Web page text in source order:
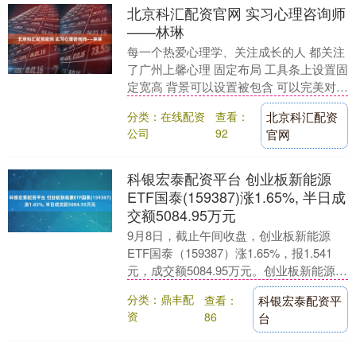
北京科汇配资官网 实习心理咨询师
——林琳
每一个热爱心理学、关注成长的人 都关注
了广州上馨心理 固定布局 工具条上设置固
定宽高 背景可以设置被包含 可以完美对齐
背景图和文字 以及制作自己的模板 -林
琳-....
分类：在线配资
公司
查看：
92
北京科汇配资
官网
科银宏泰配资平台 创业板新能源
ETF国泰(159387)涨1.65%, 半日成
交额5084.95万元
9月8日，截止午间收盘，创业板新能源
ETF国泰（159387）涨1.65%，报1.541
元，成交额5084.95万元。创业板新能源
ETF国泰（159387）重仓....
分类：鼎丰配
资
查看：
86
科银宏泰配资平
台